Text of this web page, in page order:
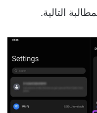
التالية.